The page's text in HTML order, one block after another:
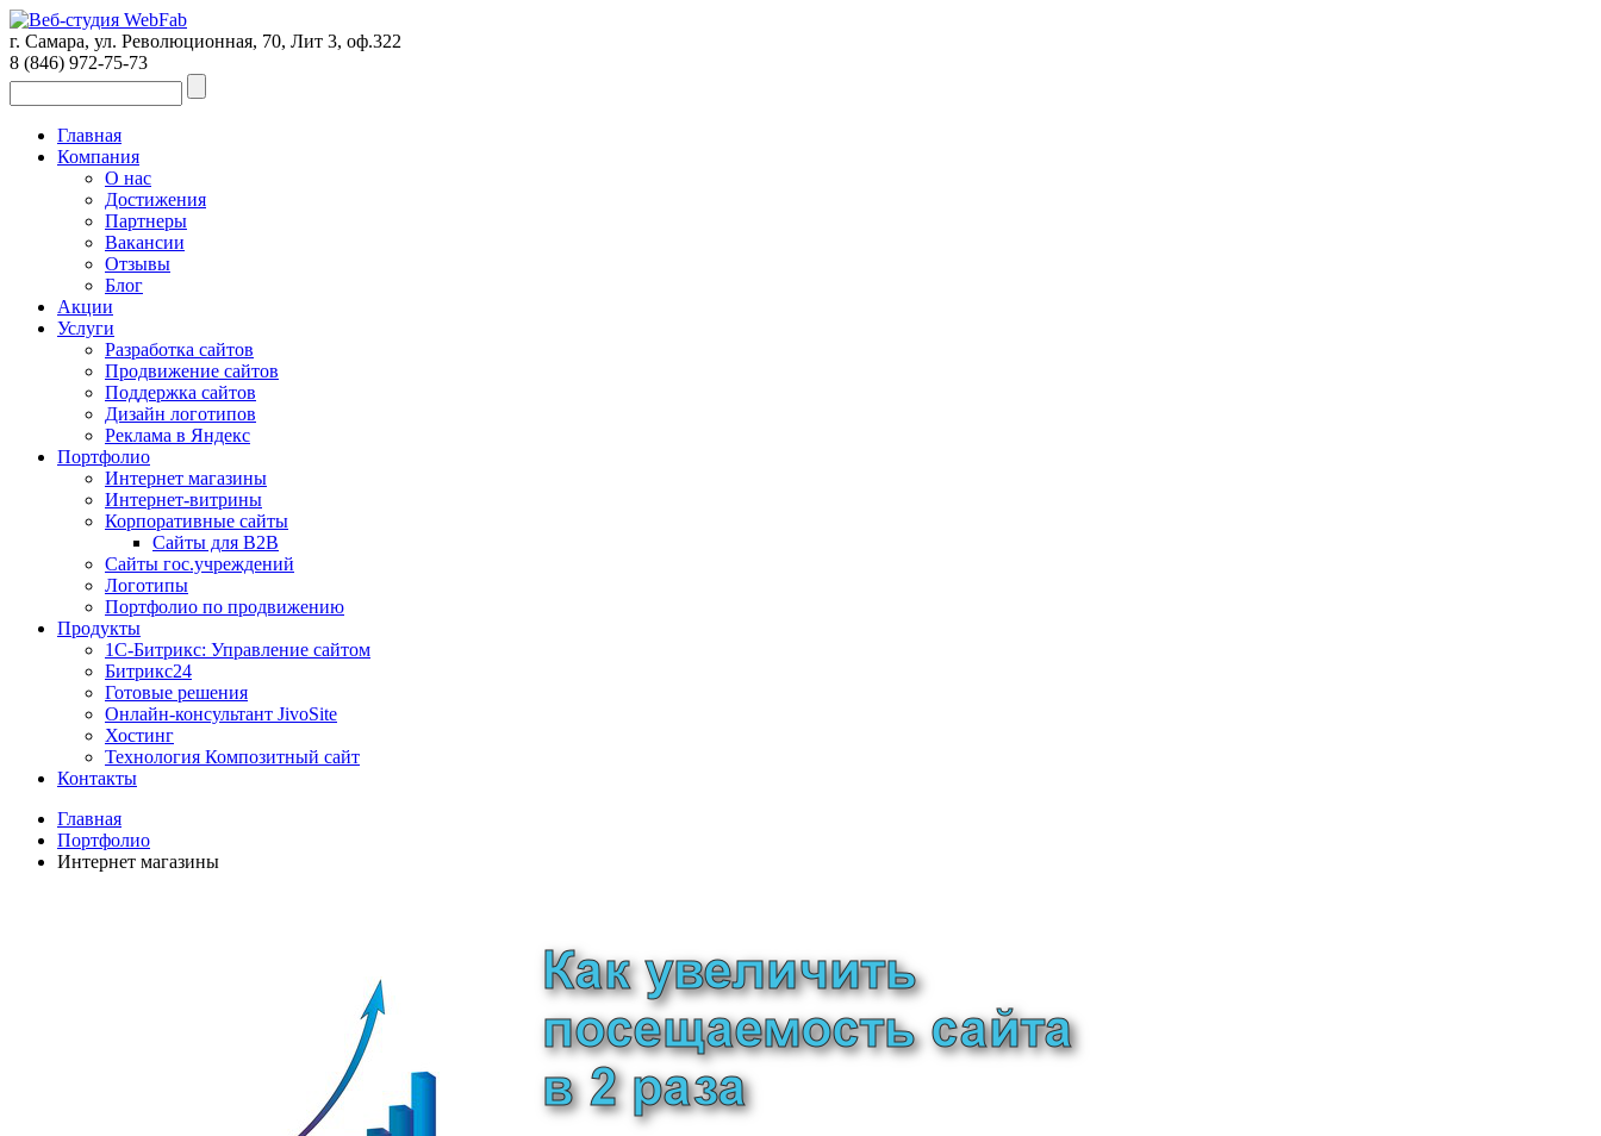
г. Самара, ул. Революционная, 70, Лит 3, оф.322
8 (846) 972-75-73
Главная
Компания
О нас
Достижения
Партнеры
Вакансии
Отзывы
Блог
Акции
Услуги
Разработка сайтов
Продвижение сайтов
Поддержка сайтов
Дизайн логотипов
Реклама в Яндекс
Портфолио
Интернет магазины
Интернет-витрины
Корпоративные сайты
Сайты для B2B
Сайты гос.учреждений
Логотипы
Портфолио по продвижению
Продукты
1С-Битрикс: Управление сайтом
Битрикс24
Готовые решения
Онлайн-консультант JivoSite
Хостинг
Технология Композитный сайт
Контакты
Главная
Портфолио
Интернет магазины